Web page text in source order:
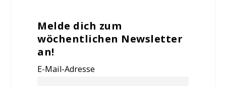
Melde dich zum
wöchentlichen Newsletter
an!
E-Mail-Adresse